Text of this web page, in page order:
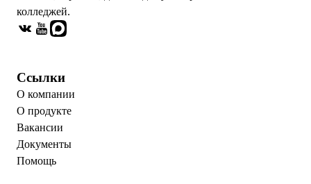
колледжей.
Ссылки
О компании
О продукте
Вакансии
Документы
Помощь